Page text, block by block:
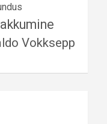
Vokksepp